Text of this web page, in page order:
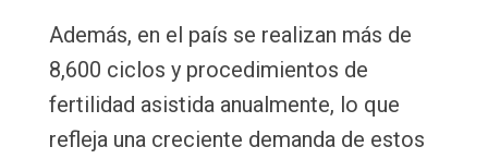
Además, en el país se realizan más de
8,600 ciclos y procedimientos de
fertilidad asistida anualmente, lo que
refleja una creciente demanda de estos